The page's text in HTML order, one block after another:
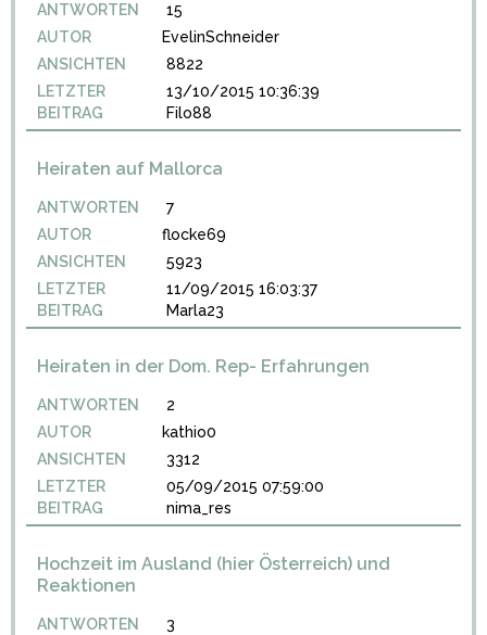
ANTWORTEN
15
AUTOR
EvelinSchneider
ANSICHTEN
8822
LETZTER
BEITRAG
13/10/2015 10:36:39
Filo88
Heiraten auf Mallorca
ANTWORTEN
7
AUTOR
flocke69
ANSICHTEN
5923
LETZTER
BEITRAG
11/09/2015 16:03:37
Marla23
Heiraten in der Dom. Rep- Erfahrungen
ANTWORTEN
2
AUTOR
kathio0
ANSICHTEN
3312
LETZTER
BEITRAG
05/09/2015 07:59:00
nima_res
Hochzeit im Ausland (hier Österreich) und
Reaktionen
ANTWORTEN
3